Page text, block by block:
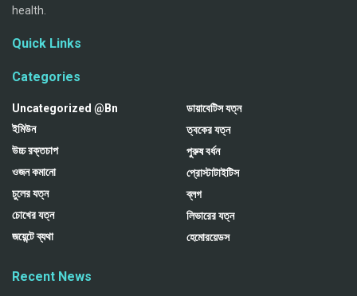
health.
Quick Links
Categories
Uncategorized @bn
ইমিউন
উচ্চ রক্তচাপ
ওজন কমানো
চুলের যত্ন
চোখের যত্ন
জয়েন্টে ব্যথা
ডায়াবেটিস যত্ন
ত্বকের যত্ন
পুরুষ বর্ধন
প্রোস্টাটাইটিস
ব্লগ
লিভারের যত্ন
হেমোরয়েডস
Recent News